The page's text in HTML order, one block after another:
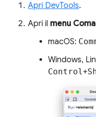
Apri DevTools.
Apri il menu
macOS:
Windows,
Control+